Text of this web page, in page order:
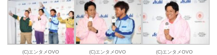
(C)エンタメOVO (C)エンタメOVO (C)エンタメOVO